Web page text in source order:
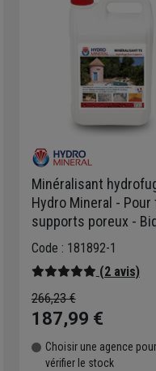
Minéralisant
Hydro Mineral - Pour
supports poreux -
de 5 L
Code : 181892-1
(2 avis)
266,23 €
187,99 €
Choisir une agence pour
vérifier le stock